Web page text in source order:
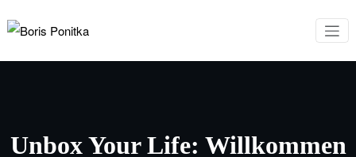
Inhalt
Experte für Finanzen,
Mindset & persönliches
Unbox Your Life: Willkommen